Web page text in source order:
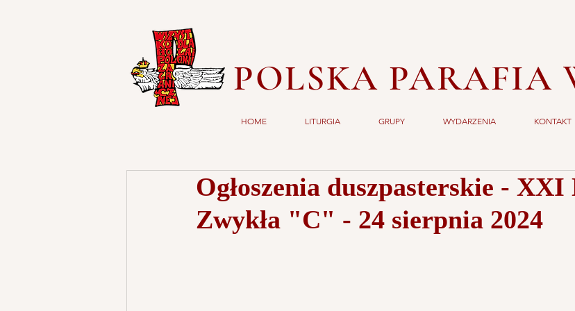
POLSKA PARAFIA
HOME LITURGIA GRUPY WYDARZENIA KONTAKT
Ogłoszenia duszpasterskie - XXI
Zwykła "C" - 24 sierpnia 2024